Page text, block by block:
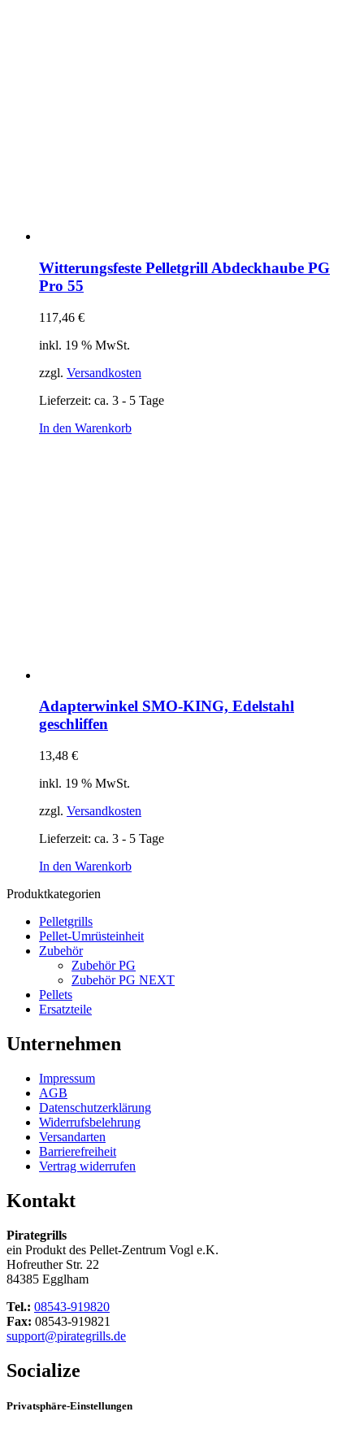
Witterungsfeste Pelletgrill Abdeckhaube PG
Pro 55
117,46 €
inkl. 19 % MwSt.
zzgl. Versandkosten
Lieferzeit: ca. 3 - 5 Tage
In den Warenkorb
Adapterwinkel SMO-KING, Edelstahl
geschliffen
13,48 €
inkl. 19 % MwSt.
zzgl. Versandkosten
Lieferzeit: ca. 3 - 5 Tage
In den Warenkorb
Produktkategorien
Pelletgrills
Pellet-Umrüsteinheit
Zubehör
Zubehör PG
Zubehör PG NEXT
Pellets
Ersatzteile
Unternehmen
Impressum
AGB
Datenschutzerklärung
Widerrufsbelehrung
Versandarten
Barrierefreiheit
Vertrag widerrufen
Kontakt
Pirategrills
ein Produkt des Pellet-Zentrum Vogl e.K.
Hofreuther Str. 22
84385 Egglham
Tel.: 08543-919820
Fax: 08543-919821
support@pirategrills.de
Socialize
Privatsphäre-Einstellungen